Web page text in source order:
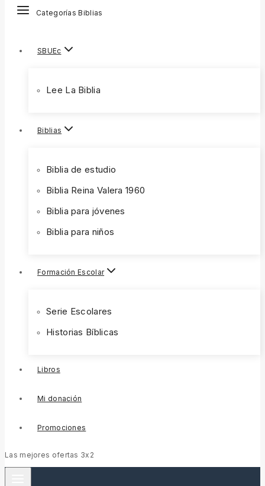
Categorías Biblias
SBUEc
Lee La Biblia
Biblias
Biblia de estudio
Biblia Reina Valera 1960
Biblia para jóvenes
Biblia para niños
Formación Escolar
Serie Escolares
Historias Bíblicas
Libros
Mi donación
Promociones
Las mejores ofertas 3x2